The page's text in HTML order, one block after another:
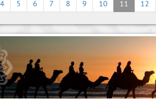
4 5 6 7 8 9 10 11 12